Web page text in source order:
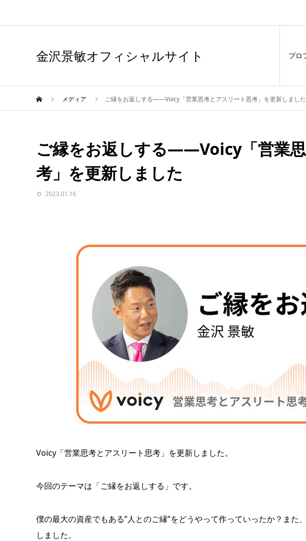
金沢景敏オフィシャルサイト プロ
メディア ご縁をお返しする——Voicy「営業思考とアスリート思考」を更新しました
ご縁をお返しする——Voicy「営業
考」を更新しました
2023.01.16
Voicy「営業思考とアスリート思考」を更新しました。
今回のテーマは「ご縁をお返しする」です。
僕の最大の資産でもある”人とのご縁”をどうやって作っていったか？また
しました。